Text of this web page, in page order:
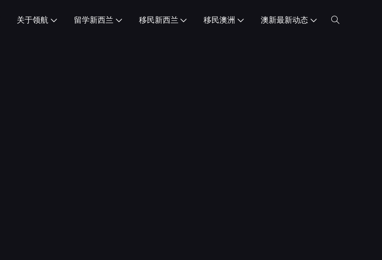
关于领航 留学新西兰 移民新西兰 移民澳洲 澳新最新动态